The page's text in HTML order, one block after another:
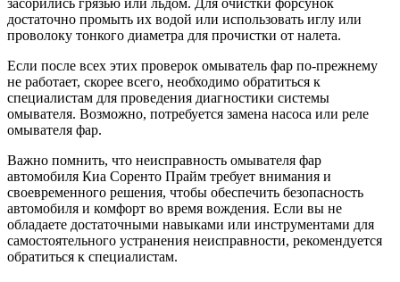
засорились грязью или льдом. Для очистки форсунок
достаточно промыть их водой или использовать иглу или
проволоку тонкого диаметра для прочистки от налета.
Если после всех этих проверок омыватель фар по-прежнему
не работает, скорее всего, необходимо обратиться к
специалистам для проведения диагностики системы
омывателя. Возможно, потребуется замена насоса или реле
омывателя фар.
Важно помнить, что неисправность омывателя фар
автомобиля Киа Соренто Прайм требует внимания и
своевременного решения, чтобы обеспечить безопасность
автомобиля и комфорт во время вождения. Если вы не
обладаете достаточными навыками или инструментами для
самостоятельного устранения неисправности, рекомендуется
обратиться к специалистам.